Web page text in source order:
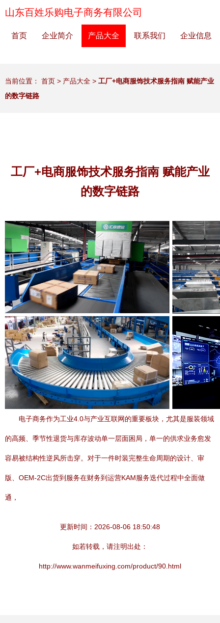
山东百姓乐购电子商务有限公司
首页 企业简介 产品大全 联系我们 企业信息
当前位置： 首页 > 产品大全 > 工厂+电商服饰技术服务指南 赋能产业
的数字链路
工厂+电商服饰技术服务指南 赋能产业
的数字链路
电子商务作为工业4.0与产业互联网的重要板块，尤其是服装领域
的高频、季节性退货与库存波动单一层面困局，单一的供求业务愈发
容易被结构性逆风所击穿。对于一件时装完整生命周期的设计、审
版、OEM-2C出货到服务在财务到运营KAM服务迭代过程中全面做
通，
更新时间：2026-08-06 18:50:48
如若转载，请注明出处：
http://www.wanmeifuxing.com/product/90.html